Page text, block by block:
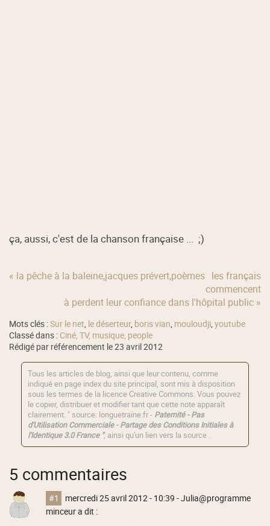
ça, aussi, c'est de la chanson française ... ;)
« la pêche à la baleine,jacques prévert,poèmes les français
commencent
à perdent leur confiance dans l'hôpital public »
Mots clés :Sur le net, le déserteur, boris vian, mouloudji,youtube
Classé dans : Ciné, TV, musique, people
Rédigé par référencement le 23 avril 2012
Tous les articles de blog, ainsi que leur contenu, comme
indiqué en page index du site principal, sont mis à disposition
sous les termes de la licence Creative Commons. Vous pouvez
le copier, distribuer et modifier tant que cette note apparaît
clairement. " source: longuetraine.fr - Paternité - Pas
d'Utilisation Commerciale - Partage des Conditions Initiales à
l'Identique 3.0 France ", ainsi qu'un lien vers la source .
5 commentaires
#1 mercredi 25 avril 2012 - 10:39 - Julia@programme
minceur a dit :